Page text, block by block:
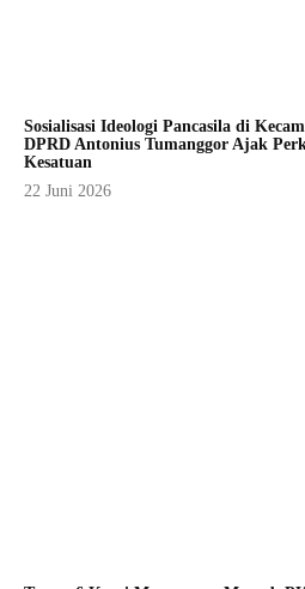
Sosialisasi Ideologi Pancasila di
DPRD Antonius Tumanggor Ajak
Kesatuan
22 Juni 2026